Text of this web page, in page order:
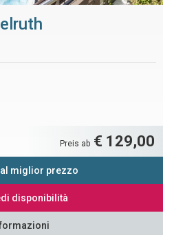
Preis ab € 129,00
al miglior prezzo
disponibilità